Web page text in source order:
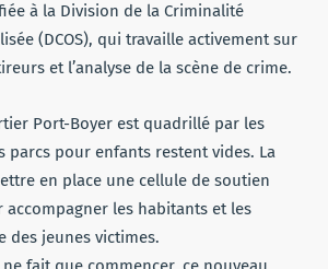
à la Division de la Criminalité
(DCOS), qui travaille activement sur
et l’analyse de la scène de crime.
Port-Boyer est quadrillé par les
parcs pour enfants restent vides. La
en place une cellule de soutien
les habitants et les
des jeunes victimes.